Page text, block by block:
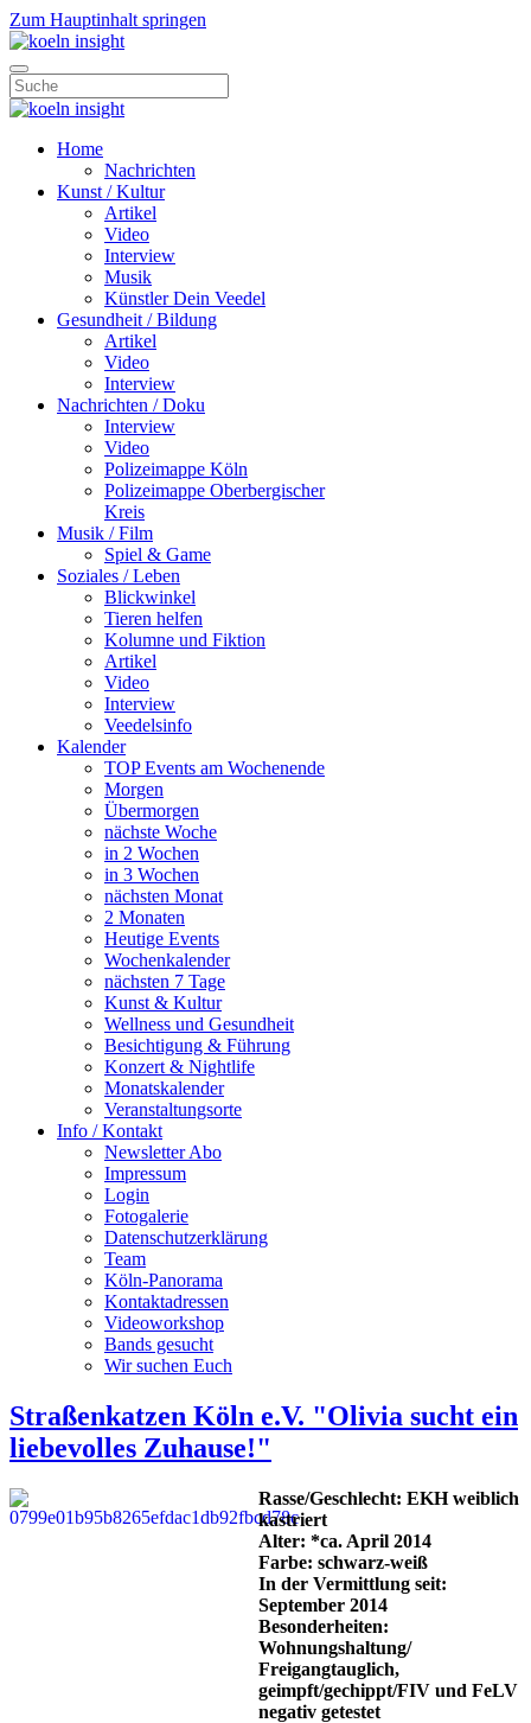
Zum Hauptinhalt springen
Home
Nachrichten
Kunst / Kultur
Artikel
Video
Interview
Musik
Künstler Dein Veedel
Gesundheit / Bildung
Artikel
Video
Interview
Nachrichten / Doku
Interview
Video
Polizeimappe Köln
Polizeimappe Oberbergischer
Kreis
Musik / Film
Spiel & Game
Soziales / Leben
Blickwinkel
Tieren helfen
Kolumne und Fiktion
Artikel
Video
Interview
Veedelsinfo
Kalender
TOP Events am Wochenende
Morgen
Übermorgen
nächste Woche
in 2 Wochen
in 3 Wochen
nächsten Monat
2 Monaten
Heutige Events
Wochenkalender
nächsten 7 Tage
Kunst & Kultur
Wellness und Gesundheit
Besichtigung & Führung
Konzert & Nightlife
Monatskalender
Veranstaltungsorte
Info / Kontakt
Newsletter Abo
Impressum
Login
Fotogalerie
Datenschutzerklärung
Team
Köln-Panorama
Kontaktadressen
Videoworkshop
Bands gesucht
Wir suchen Euch
Straßenkatzen Köln e.V. "Olivia sucht ein
liebevolles Zuhause!"
Rasse/Geschlecht: EKH weiblich
kastriert
Alter: *ca. April 2014
Farbe: schwarz-weiß
In der Vermittlung seit:
September 2014
Besonderheiten:
Wohnungshaltung/
Freigangtauglich,
geimpft/gechippt/FIV und FeLV
negativ getestet